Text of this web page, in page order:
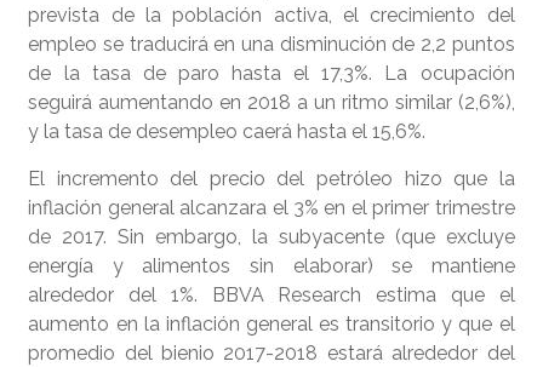
prevista de la población activa, el crecimiento del
empleo se traducirá en una disminución de 2,2 puntos
de la tasa de paro hasta el 17,3%. La ocupación
seguirá aumentando en 2018 a un ritmo similar (2,6%),
y la tasa de desempleo caerá hasta el 15,6%.
El incremento del precio del petróleo hizo que la
inflación general alcanzara el 3% en el primer trimestre
de 2017. Sin embargo, la subyacente (que excluye
energía y alimentos sin elaborar) se mantiene
alrededor del 1%. BBVA Research estima que el
aumento en la inflación general es transitorio y que el
promedio del bienio 2017-2018 estará alrededor del